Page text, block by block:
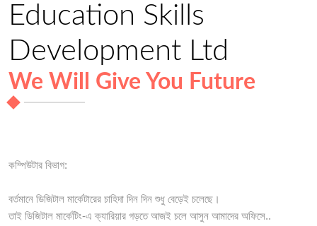
Education Skills
Development Ltd
We Will Give You Future
কম্পিউটার বিভাগ:
বর্তমানে ডিজিটাল মার্কেটারের চাহিদা দিন দিন শুধু বেড়েই চলেছে।
তাই ডিজিটাল মার্কেটিং-এ ক্যারিয়ার গড়তে আজই চলে আসুন আমাদের অফিসে..